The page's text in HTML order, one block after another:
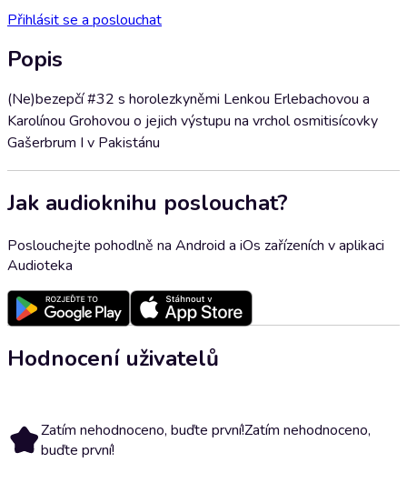
Přihlásit se a poslouchat
Popis
(Ne)bezepčí #32 s horolezkyněmi Lenkou Erlebachovou a
Karolínou Grohovou o jejich výstupu na vrchol osmitisícovky
Gašerbrum I v Pakistánu
Jak audioknihu poslouchat?
Poslouchejte pohodlně na Android a iOs zařízeních v aplikaci
Audioteka
Hodnocení uživatelů
Zatím nehodnoceno, buďte první!Zatím nehodnoceno,
buďte první!